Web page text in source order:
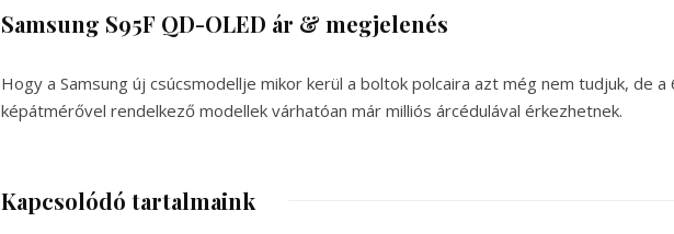
Samsung S95F QD-OLED ár & megjelenés
Hogy a Samsung új csúcsmodellje mikor kerül a boltok polcaira azt még nem tudjuk, de a
képátmérővel rendelkező modellek várhatóan már milliós árcédulával érkezhetnek.
Kapcsolódó tartalmaink